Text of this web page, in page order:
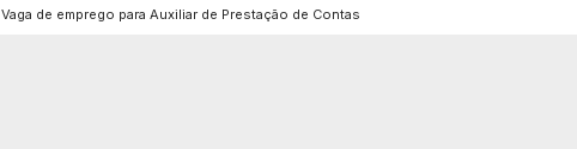
Vaga de emprego para Auxiliar de Prestação de Contas